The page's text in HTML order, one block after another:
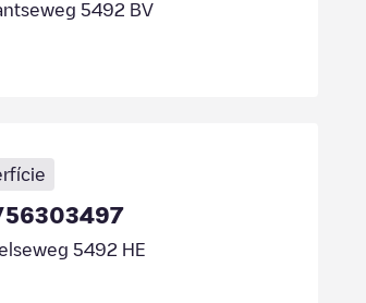
5492 BV
56303497
5492 HE